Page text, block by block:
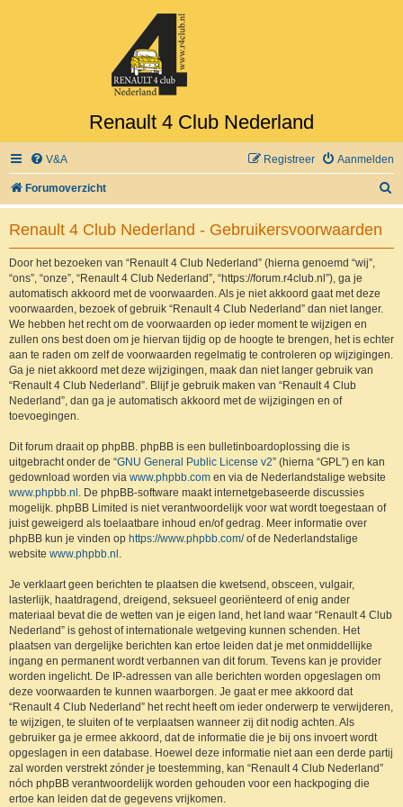
Renault 4 Club Nederland
V&A Aanmelden
Registreer
Forumoverzicht
o
Renault 4 Club Nederland - Gebruikersvoorwaarden
Door het bezoeken van “Renault 4 Club Nederland” (hierna genoemd “wij”,
“ons”, “onze”, “Renault 4 Club Nederland”, “https://forum.r4club.nl”), ga je
automatisch akkoord met de voorwaarden. Als je niet akkoord gaat met deze
voorwaarden, bezoek of gebruik “Renault 4 Club Nederland” dan niet langer.
We hebben het recht om de voorwaarden op ieder moment te wijzigen en
zullen ons best doen om je hiervan tijdig op de hoogte te brengen, het is echter
aan te raden om zelf de voorwaarden regelmatig te controleren op wijzigingen.
Ga je niet akkoord met deze wijzigingen, maak dan niet langer gebruik van
“Renault 4 Club Nederland”. Blijf je gebruik maken van “Renault 4 Club
Nederland”, dan ga je automatisch akkoord met de wijzigingen en of
toevoegingen.
Dit forum draait op phpBB. phpBB is een bulletinboardoplossing die is
uitgebracht onder de “GNU General Public License v2” (hierna “GPL”) en kan
gedownload worden via www.phpbb.com en via de Nederlandstalige website
www.phpbb.nl . De phpBB-software maakt internetgebaseerde discussies
mogelijk. phpBB Limited is niet verantwoordelijk voor wat wordt toegestaan of
juist geweigerd als toelaatbare inhoud en/of gedrag. Meer informatie over
phpBB kun je vinden op https://www.phpbb.com/of de Nederlandstalige
website www.phpbb.nl .
Je verklaart geen berichten te plaatsen die kwetsend, obsceen, vulgair,
lasterlijk, haatdragend, dreigend, seksueel georiënteerd of enig ander
materiaal bevat die de wetten van je eigen land, het land waar “Renault 4 Club
Nederland” is gehost of internationale wetgeving kunnen schenden. Het
plaatsen van dergelijke berichten kan ertoe leiden dat je met onmiddellijke
ingang en permanent wordt verbannen van dit forum. Tevens kan je provider
worden ingelicht. De IP-adressen van alle berichten worden opgeslagen om
deze voorwaarden te kunnen waarborgen. Je gaat er mee akkoord dat
“Renault 4 Club Nederland” het recht heeft om ieder onderwerp te verwijderen,
te wijzigen, te sluiten of te verplaatsen wanneer zij dit nodig achten. Als
gebruiker ga je ermee akkoord, dat de informatie die je bij ons invoert wordt
opgeslagen in een database. Hoewel deze informatie niet aan een derde partij
zal worden verstrekt zónder je toestemming, kan “Renault 4 Club Nederland”
nóch phpBB verantwoordelijk worden gehouden voor een hackpoging die
ertoe kan leiden dat de gegevens vrijkomen.